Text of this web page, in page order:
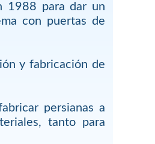
1988 para dar un
con puertas de
y fabricación de
persianas a
tanto para